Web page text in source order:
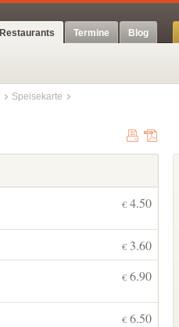
Blog
Termine
Restaurants
Speisekarte
€ 4.50
€ 3.60
€ 6.90
€ 6.50